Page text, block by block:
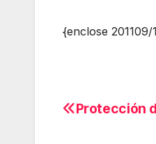
{enclose
Protección